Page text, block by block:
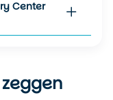
Center